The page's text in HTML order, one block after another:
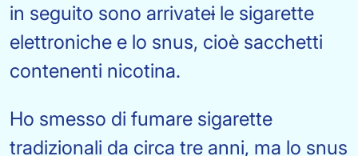
in seguito sono arrivatei le sigarette
elettroniche e lo snus, cioè sacchetti
contenenti nicotina.
Ho smesso di fumare sigarette
tradizionali da circa tre anni, ma lo snus